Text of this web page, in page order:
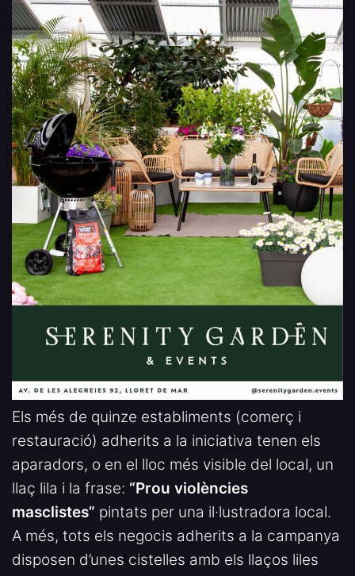
Els més de quinze establiments (comerç i
restauració) adherits a la iniciativa tenen els
aparadors, o en el lloc més visible del local, un
llaç lila i la frase: “Prou violències
masclistes” pintats per una il·lustradora local.
A més, tots els negocis adherits a la campanya
disposen d’unes cistelles amb els llaços liles